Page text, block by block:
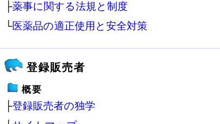
├薬事に関する法規と制度
└医薬品の適正使用と安全対策
登録販売者
概要
├登録販売者の独学